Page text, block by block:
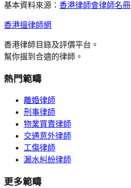
基本資料來源： 香港律師會律師名冊
香港搵律師網
香港律師目錄及評價平台。
幫你搵到合適的律師。
熱門範疇
離婚律師
刑事律師
物業買賣律師
交通意外律師
工傷律師
漏水糾紛律師
更多範疇